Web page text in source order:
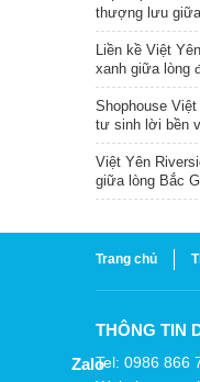
thượng lưu
Liền kề Việt
xanh giữa lòng
Shophouse
tư sinh lời bền
Việt Yên
giữa lòng Bắc
Trang chủ
THÔNG TIN
Tel: 0986 866
Zalo